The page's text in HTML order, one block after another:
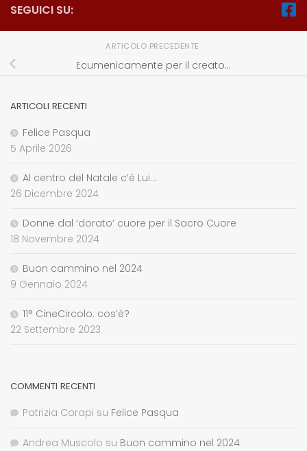
SEGUICI SU:
ARTICOLO PRECEDENTE
Ecumenicamente per il creato…
ARTICOLI RECENTI
Felice Pasqua
5 Aprile 2026
Al centro del Natale c’è Lui…
26 Dicembre 2024
Donne dal ‘dorato’ cuore per il Sacro Cuore
18 Novembre 2024
Buon cammino nel 2024
9 Gennaio 2024
11° CineCircolo: cos’è?
22 Settembre 2023
COMMENTI RECENTI
Patrizia Corapi su Felice Pasqua
Andrea Muscolo su Buon cammino nel 2024